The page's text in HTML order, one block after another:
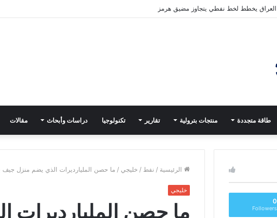
العراق يخطط لخط نفطي يتجاوز مضيق هرمز
طاقة متجددة منتجات بترولية تقارير تكنولوجيا دراسات وأبحاث مقالات
الرئيسية / نفط / خليجي / ما حصن المليارديرات الذي يضم منزل جيف
خليجي
ما حصن
0
Followers